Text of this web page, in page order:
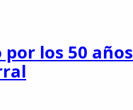
los 50 años